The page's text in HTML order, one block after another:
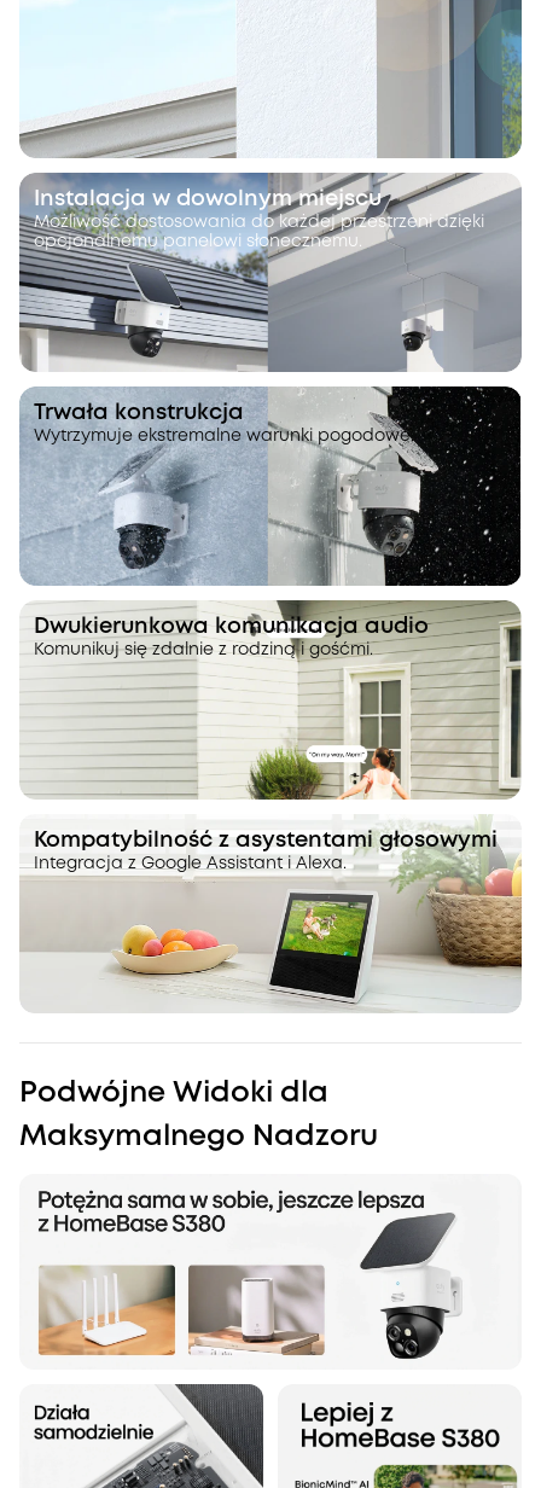
Instalacja w dowolnym miejscu
Możliwość dostosowania do każdej przestrzeni dzięki
opcjonalnemu panelowi słonecznemu.
Trwała konstrukcja
Wytrzymuje ekstremalne warunki pogodowe.
Dwukierunkowa komunikacja audio
Komunikuj się zdalnie z rodziną i gośćmi.
Kompatybilność z asystentami głosowymi
Integracja z Google Assistant i Alexa.
Podwójne Widoki dla
Maksymalnego Nadzoru